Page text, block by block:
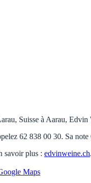
Suisse à Aarau,
62 838 00 30. Sa
savoir plus : edvinweine.ch.
Maps